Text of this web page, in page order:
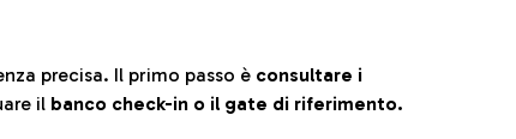
precisa. Il primo passo è consultare i
il banco check-in o il gate di riferimento.